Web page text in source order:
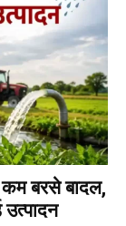
बरसे बादल,
उत्पादन